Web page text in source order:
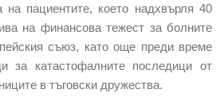
на пациентите, което надхвърля 40
на финансова тежест за болните
съюз, като още преди време
за катастофалните последици от
в тъговски дружества.